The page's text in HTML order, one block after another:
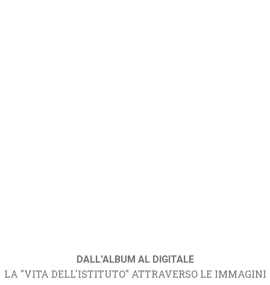
DALL'ALBUM AL DIGITALE
LA "VITA DELL'ISTITUTO" ATTRAVERSO LE IMMAGINI